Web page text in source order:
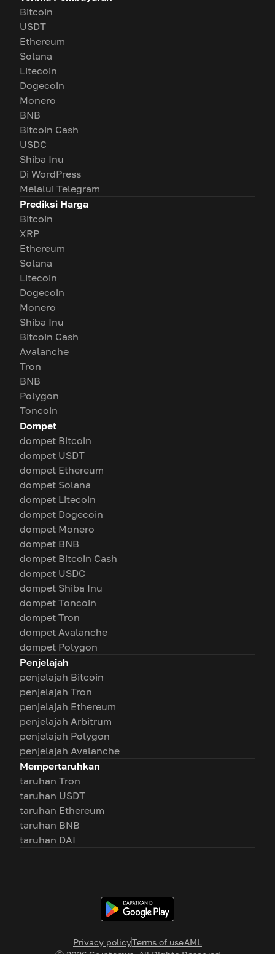
Privacy policyTerms of useAML
Bitcoin
USDT
Ethereum
Solana
Litecoin
Dogecoin
Monero
BNB
Bitcoin Cash
USDC
Shiba Inu
Di WordPress
Melalui Telegram
Prediksi Harga
Bitcoin
XRP
Ethereum
Solana
Litecoin
Dogecoin
Monero
Shiba Inu
Bitcoin Cash
Avalanche
Tron
BNB
Polygon
Toncoin
Dompet
dompet Bitcoin
dompet USDT
dompet Ethereum
dompet Solana
dompet Litecoin
dompet Dogecoin
dompet Monero
dompet BNB
dompet Bitcoin Cash
dompet USDC
dompet Shiba Inu
dompet Toncoin
dompet Tron
dompet Avalanche
dompet Polygon
Penjelajah
penjelajah Bitcoin
penjelajah Tron
penjelajah Ethereum
penjelajah Arbitrum
penjelajah Polygon
penjelajah Avalanche
Mempertaruhkan
taruhan Tron
taruhan USDT
taruhan Ethereum
taruhan BNB
taruhan DAI